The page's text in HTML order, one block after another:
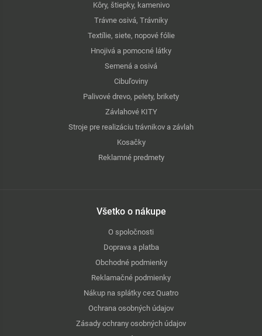
Kôry, štiepky, kamenivo
Trávne osivá, Trávniky
Textílie, siete, nopové fólie
Hnojivá a pomocné látky
Semená a osivá
Cibuľoviny
Palivové drevo, pelety, brikety
Závlahové KITY
Stroje pre realizáciu trávnikov a závlah
Kosačky
Reklamné predmety
Všetko o nákupe
O spoločnosti
Doprava a platba
Obchodné podmienky
Reklamačné podmienky
Nákup na splátky cez Quatro
Ochrana osobných údajov
Zásady ochrany osobných údajov